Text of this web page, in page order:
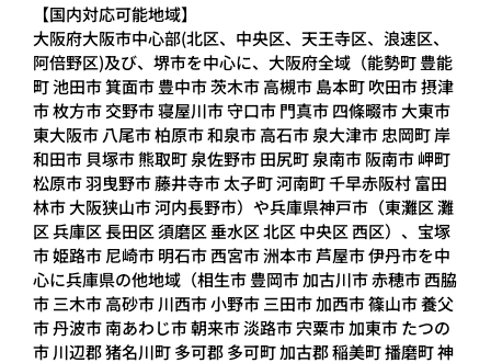
【国内対応可能地域】
大阪府大阪市中心部(北区、中央区、天王寺区、浪速区、
阿倍野区)及び、堺市を中心に、大阪府全域（能勢町 豊能
町 池田市 箕面市 豊中市 茨木市 高槻市 島本町 吹田市 摂津
市 枚方市 交野市 寝屋川市 守口市 門真市 四條畷市 大東市
東大阪市 八尾市 柏原市 和泉市 高石市 泉大津市 忠岡町 岸
和田市 貝塚市 熊取町 泉佐野市 田尻町 泉南市 阪南市 岬町
松原市 羽曳野市 藤井寺市 太子町 河南町 千早赤阪村 富田
林市 大阪狭山市 河内長野市）や兵庫県神戸市（東灘区 灘
区 兵庫区 長田区 須磨区 垂水区 北区 中央区 西区）、宝塚
市 姫路市 尼崎市 明石市 西宮市 洲本市 芦屋市 伊丹市を中
心に兵庫県の他地域（相生市 豊岡市 加古川市 赤穂市 西脇
市 三木市 高砂市 川西市 小野市 三田市 加西市 篠山市 養父
市 丹波市 南あわじ市 朝来市 淡路市 宍粟市 加東市 たつの
市 川辺郡 猪名川町 多可郡 多可町 加古郡 稲美町 播磨町 神